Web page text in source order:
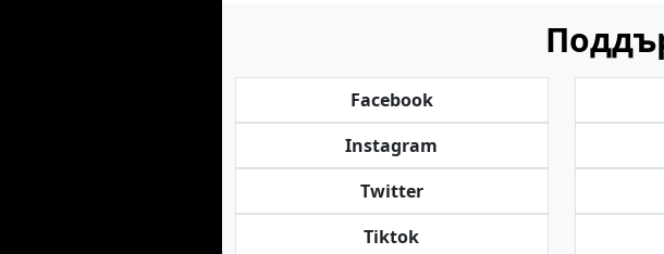
Facebook
Instagram
Twitter
Tiktok